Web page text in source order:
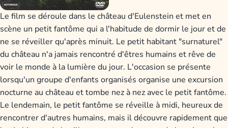
Le film se déroule dans le château d'Eulenstein et met en
scène un petit fantôme qui a l'habitude de dormir le jour et de
ne se réveiller qu'après minuit. Le petit habitant "surnaturel"
du château n'a jamais rencontré d'êtres humains et rêve de
voir le monde à la lumière du jour. L'occasion se présente
lorsqu'un groupe d'enfants organisés organise une excursion
nocturne au château et tombe nez à nez avec le petit fantôme.
Le lendemain, le petit fantôme se réveille à midi, heureux de
rencontrer d'autres humains, mais il découvre rapidement que